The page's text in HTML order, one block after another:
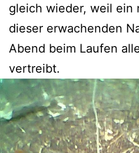
gleich wieder, weil ein
dieser erwachenden
Abend beim Laufen
vertreibt.